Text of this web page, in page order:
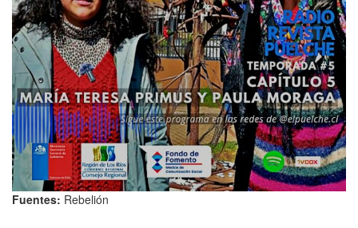
Fuentes: Rebelión